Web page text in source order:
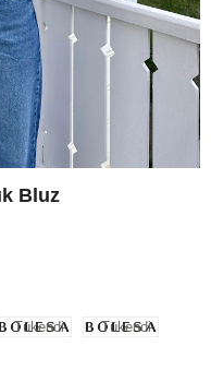
Bluz
Tükendi
Tükendi